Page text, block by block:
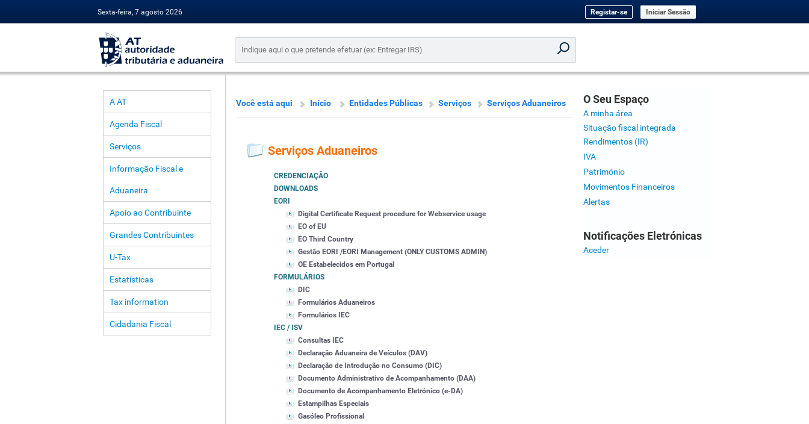
Sexta-feira, 7 agosto 2026 Registar-se Iniciar Sessão
A AT
Agenda Fiscal
Serviços
Informação Fiscal e
Aduaneira
Apoio ao Contribuinte
Grandes Contribuintes
U-Tax
Estatísticas
Tax information
Cidadania Fiscal
Você está aqui Início Entidades Públicas Serviços Serviços Aduaneiros
Serviços Aduaneiros
CREDENCIAÇÃO
DOWNLOADS
EORI
Digital Certificate Request procedure for Webservice usage
EO of EU
EO Third Country
Gestão EORI /EORI Management (ONLY CUSTOMS ADMIN)
OE Estabelecidos em Portugal
FORMULÁRIOS
DIC
Formulários Aduaneiros
Formulários IEC
IEC / ISV
Consultas IEC
Declaração Aduaneira de Veículos (DAV)
Declaração de Introdução no Consumo (DIC)
Documento Administrativo de Acompanhamento (DAA)
Documento de Acompanhamento Eletrónico (e-DA)
Estampilhas Especiais
Gasóleo Profissional
O Seu Espaço
A minha área
Situação fiscal integrada
Rendimentos (IR)
IVA
Património
Movimentos Financeiros
Alertas
Notificações Eletrónicas
Aceder